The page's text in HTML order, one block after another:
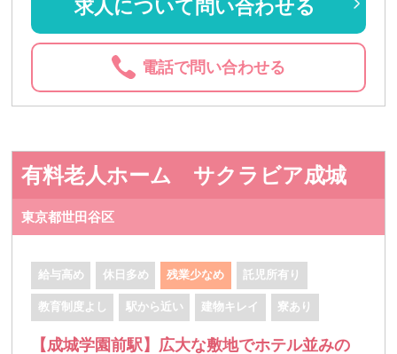
求人について問い合わせる
電話で問い合わせる
有料老人ホーム サクラビア成城
東京都世田谷区
給与高め 休日多め 残業少なめ 託児所有り
教育制度よし 駅から近い 建物キレイ 寮あり
【成城学園前駅】広大な敷地でホテル並みの